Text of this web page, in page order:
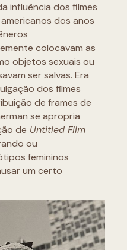
influência dos filmes
americanos dos anos
colocavam as
objetos sexuais ou
ser salvas. Era
dos filmes
de frames de
se apropria
de Untitled Film
ou
femininos
um certo